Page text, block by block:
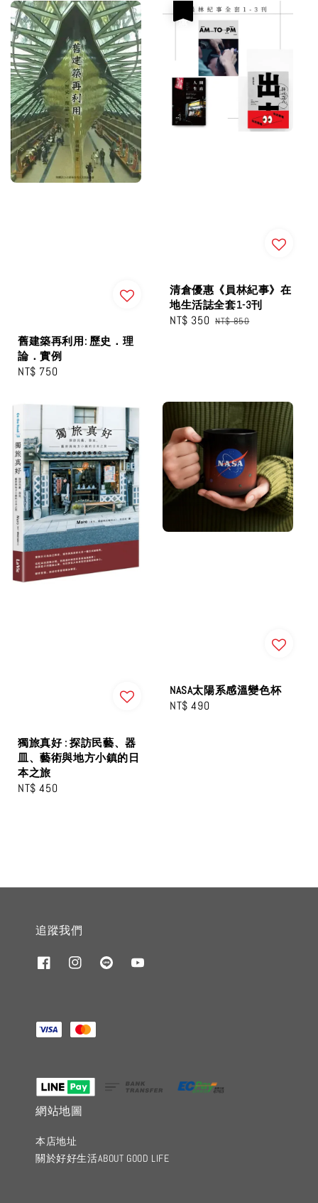
舊建築再利用: 歷史．理
論．實例
Regular
NT$ 750
清倉優惠《員林紀事》在
地生活誌全套1-3刊
Sale
NT$ 350 Regular
NT$ 850
獨旅真好 : 探訪民藝、器
皿、藝術與地方小鎮的日
本之旅
Regular
NT$ 450
NASA太陽系感溫變色杯
Regular
NT$ 490
追蹤我們
網站地圖
本店地址
關於好好生活ABOUT GOOD LIFE